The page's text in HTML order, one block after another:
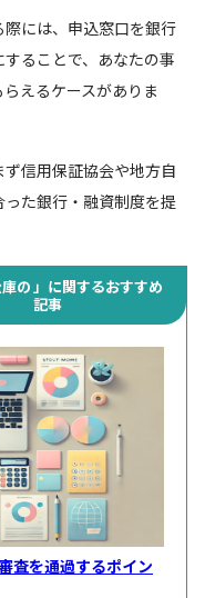
には、申込窓口を銀行
ることで、あなたの事
えるケースがありま
信用保証協会や地方自
た銀行・融資制度を提
の」に関するおすすめ
記事
査を通過するポイン